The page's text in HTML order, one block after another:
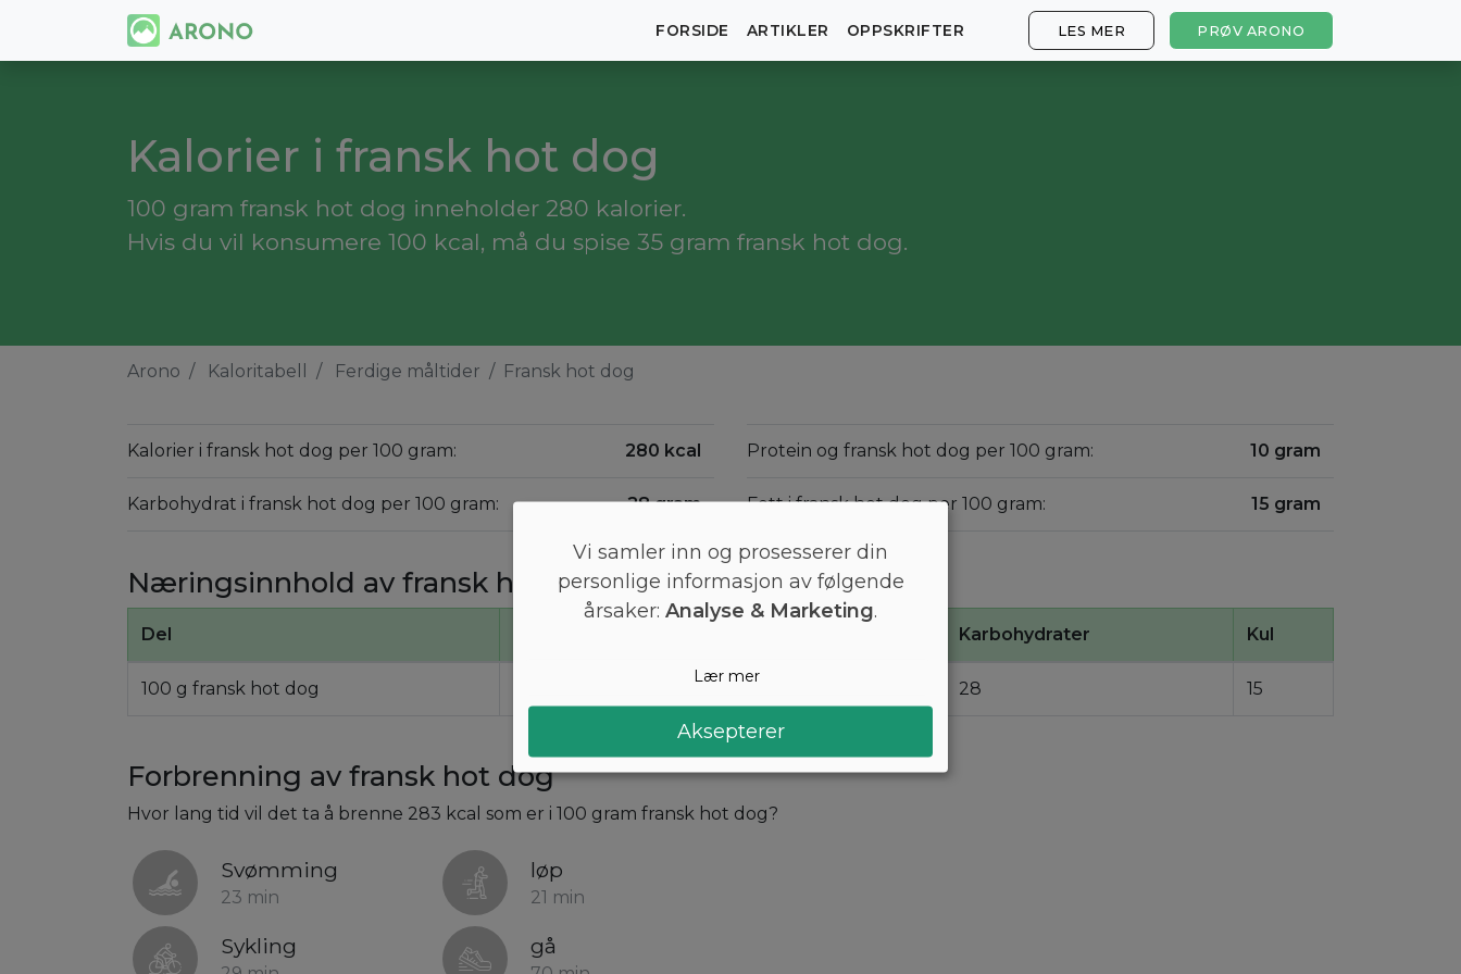
FORSIDE ARTIKLER OPPSKRIFTER LES MER PRØV ARONO
Kalorier i fransk hot dog
100 gram fransk hot dog inneholder 280 kalorier.
Hvis du vil konsumere 100 kcal, må du spise 35 gram fransk hot dog.
Arono Kaloritabell Ferdige måltider Fransk hot dog
Kalorier i fransk hot dog per 100 gram: 280 kcal
Karbohydrat i fransk hot dog per 100 gram: 28 gram
Protein og fransk hot dog per 100 gram: 10 gram
Fett i fransk hot dog per 100 gram: 15 gram
Næringsinnhold av fransk hot dog
Del Karbohydrater Kul
100 g fransk hot dog 10 28 15
Forbrenning av fransk hot dog
Hvor lang tid vil det ta å brenne 283 kcal som er i 100 gram fransk hot dog?
Svømming
23 min
løp
21 min
Sykling gå
Vi samler inn og prosesserer din
personlige informasjon av følgende
årsaker: Analyse & Marketing.
Lær mer
Aksepterer